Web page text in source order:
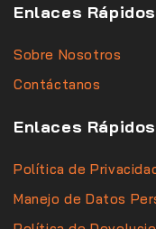
Enlaces Rápidos
Sobre Nosotros
Contáctanos
Enlaces Rápidos
Política de
Manejo de Datos